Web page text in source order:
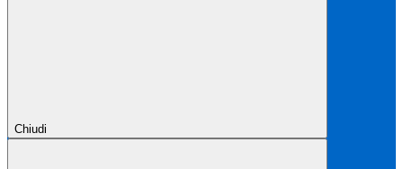
Chiudi